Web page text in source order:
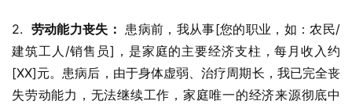
2. 劳动能力丧失： 患病前，我从事[您的职业，如：农民/
建筑工人/销售员]，是家庭的主要经济支柱，每月收入约
[XX]元。患病后，由于身体虚弱、治疗周期长，我已完全丧
失劳动能力，无法继续工作，家庭唯一的经济来源彻底中